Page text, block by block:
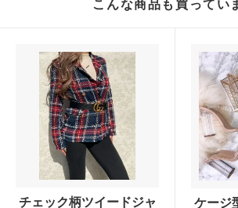
こんな商品も買ってい
チェック柄ツイードジャ
ケージ